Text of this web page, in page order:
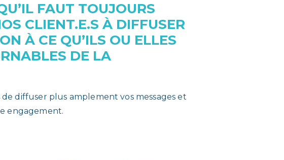
FAUT TOUJOURS
CLIENT.E.S À DIFFUSER
À CE QU’ILS OU ELLES
DE LA
diffuser plus amplement vos messages et
engagement.